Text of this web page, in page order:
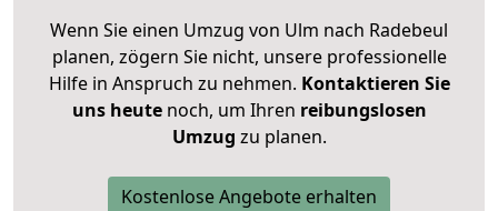
Wenn Sie einen Umzug von Ulm nach Radebeul
planen, zögern Sie nicht, unsere professionelle
Hilfe in Anspruch zu nehmen. Kontaktieren Sie
uns heutenoch, um Ihren reibungslosen
Umzug zu planen.
Kostenlose Angebote erhalten